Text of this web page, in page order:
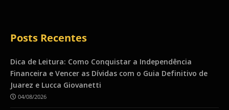
Posts Recentes
Dica de Leitura: Como Conquistar a Independência
Financeira e Vencer as Dívidas com o Guia Definitivo de
Juarez e Lucca Giovanetti
04/08/2026